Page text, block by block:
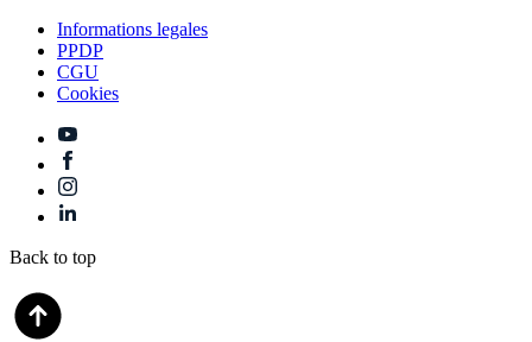
Informations legales
PPDP
CGU
Cookies
Back to top